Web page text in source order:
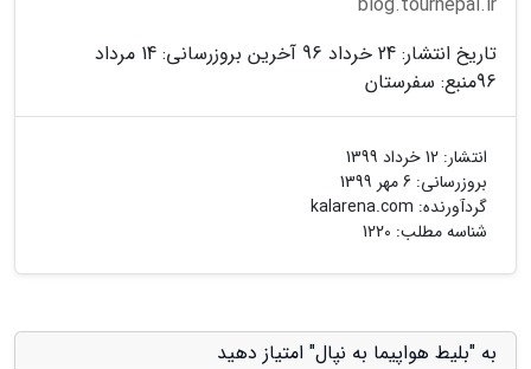
تاریخ انتشار: 24 خرداد 96 آخرین بروزرسانی: 14 مرداد
96منبع: سفرستان
انتشار: 12 خرداد 1399
بروزرسانی: 6 مهر 1399
گردآورنده: kalarena.com
شناسه مطلب: 1220
به "بلیط هواپیما به نپال" امتیاز دهید